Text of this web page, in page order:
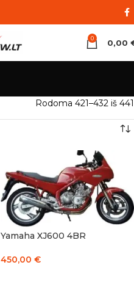
0 0,00
Rodoma 421–432 iš 441
Yamaha XJ600 4BR
450,00 €